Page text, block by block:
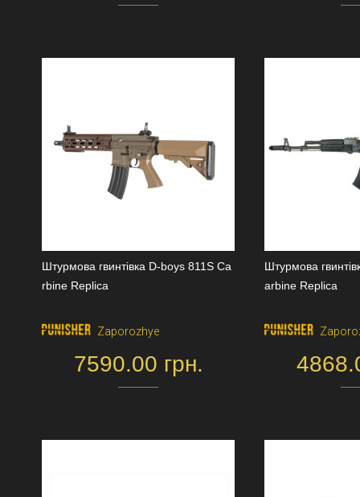
Штурмова гвинтівка D-boys 811S Ca
rbine Replica
Zaporozhye
7590.00 грн.
Штурмова
arbine Replica